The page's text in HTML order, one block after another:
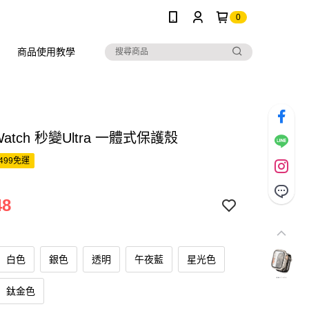
0
商品使用教學
秒變Ultra 一體式保護殼
免運
白色 銀色 透明 午夜藍 星光色
鈦金色